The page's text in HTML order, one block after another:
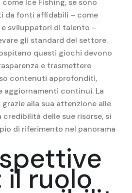
Ice Fishing, se sono
da fonti affidabili – come
sviluppatori di talento –
gli standard del settore.
questi giochi devono
e trasmettere
contenuti approfonditi,
aggiornamenti continui. La
alla sua attenzione alle
delle sue risorse, si
di riferimento nel panorama
il ruolo